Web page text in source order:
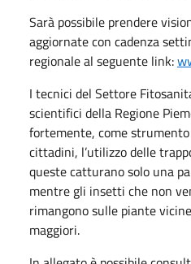
Sarà possibile prendere
aggiornate con cadenza
regionale al seguente link:
I tecnici del Settore
scientifici della Regione
fortemente, come
cittadini, l’utilizzo delle
queste catturano solo una
mentre gli insetti che non
rimangono sulle piante
maggiori.